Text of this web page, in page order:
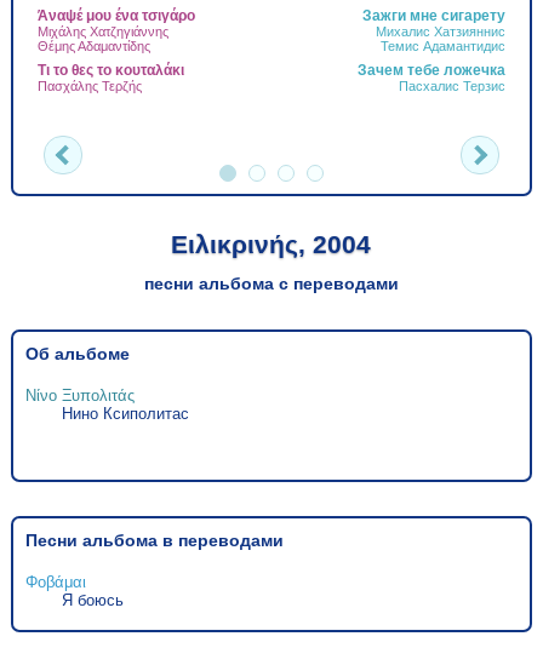
Άναψέ μου ένα τσιγάρο Зажги мне сигарету
Μιχάλης Χατζηγιάννης
Михалис Хатзияннис
Θέμης Αδαμαντίδης
Темис Адамантидис
Τι το θες το κουταλάκι Зачем тебе ложечка
Πασχάλης Τερζής Пасхалис Терзис
Ειλικρινής, 2004
песни альбома с переводами
Об альбоме
Νίνο Ξυπολιτάς
Нино Ксиполитас
Песни альбома в переводами
Φοβάμαι
Я боюсь